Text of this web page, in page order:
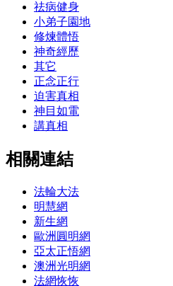
祛病健身
小弟子園地
修煉體悟
神奇經歷
其它
正念正行
迫害真相
神目如電
講真相
相關連結
法輪大法
明慧網
新生網
歐洲圓明網
亞太正悟網
澳洲光明網
法網恢恢